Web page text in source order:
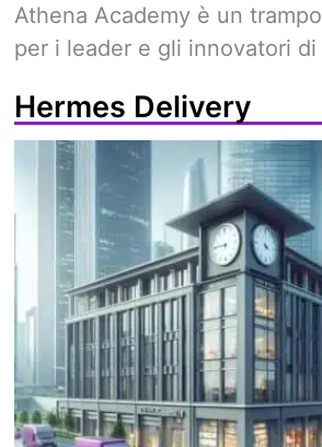
Athena Academy è un
per i leader e gli innovatori di
Hermes Delivery